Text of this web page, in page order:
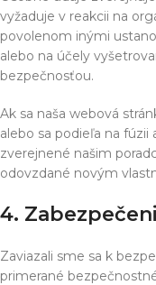
vyžaduje v reakcii na
povolenom inými
alebo na účely
bezpečnosťou.
Ak sa naša webová
alebo sa podieľa na fúzii
zverejnené našim
odovzdané novým
4.
Zaviazali sme sa k
primerané